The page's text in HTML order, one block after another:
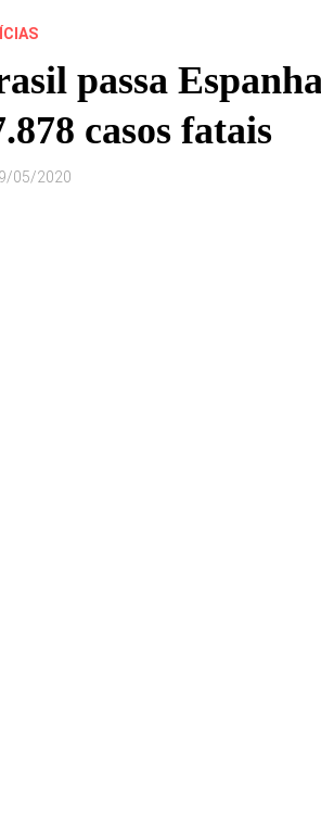
passa
casos fatais
05/2020